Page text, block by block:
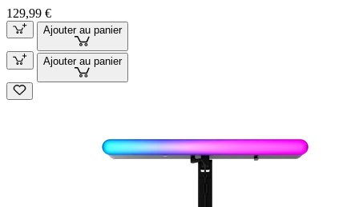
129,99 €
Ajouter au panier
Ajouter au panier